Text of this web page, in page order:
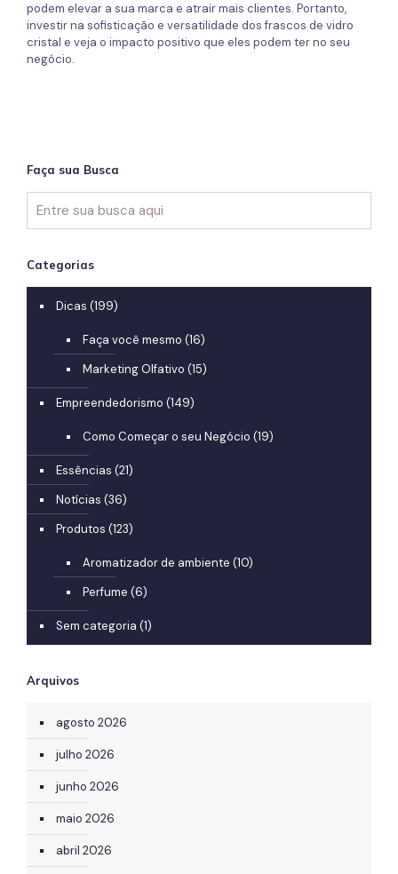
podem elevar a sua marca e atrair mais clientes. Portanto,
investir na sofisticação e versatilidade dos frascos de vidro
cristal e veja o impacto positivo que eles podem ter no seu
negócio.
Faça sua Busca
Categorias
Dicas (199)
Faça você mesmo (16)
Marketing Olfativo (15)
Empreendedorismo (149)
Como Começar o seu Negócio (19)
Essências (21)
Notícias (36)
Produtos (123)
Aromatizador de ambiente (10)
Perfume (6)
Sem categoria (1)
Arquivos
agosto 2026
julho 2026
junho 2026
maio 2026
abril 2026